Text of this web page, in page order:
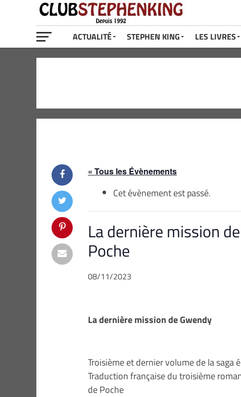
ACTUALITÉ STEPHEN KING LES LIVRES
« Tous les Évènements
Cet évènement est passé.
La dernière mission
Poche
08/11/2023
La dernière mission de Gwendy
Troisième et dernier volume de la saga
Traduction française du troisième
de Poche